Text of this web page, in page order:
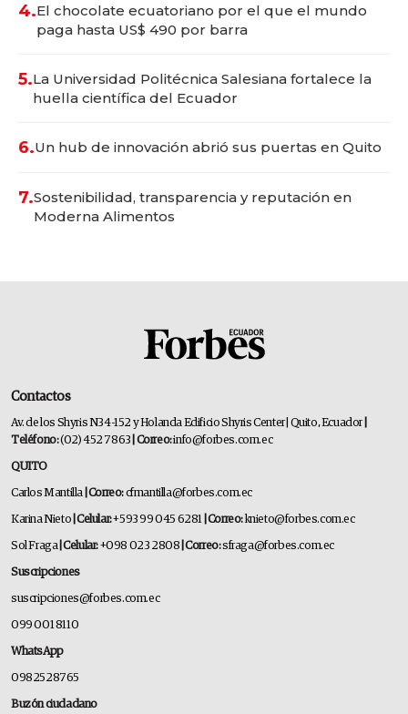
4.El chocolate ecuatoriano por el que el mundo
paga hasta US$ 490 por barra
5.La Universidad Politécnica Salesiana fortalece la
huella científica del Ecuador
6.Un hub de innovación abrió sus puertas en Quito
7.Sostenibilidad, transparencia y reputación en
Moderna Alimentos
Contactos
Av. de los Shyris N34-152 y Holanda Edificio Shyris Center | Quito, Ecuador
Teléfono:(02) 452 7863 | Correo:info@forbes.com.ec
QUITO
Carlos Mantilla | Correo:cfmantilla@forbes.com.ec
Karina Nieto | Celular:+593 99 045 6281 | Correo: knieto@forbes.com.ec
Sol Fraga | Celular:+098 023 2808 | Correo:sfraga@forbes.com.ec
Suscripciones
suscripciones@forbes.com.ec
099 001 8110
WhatsApp
0982528765
Buzón ciudadano